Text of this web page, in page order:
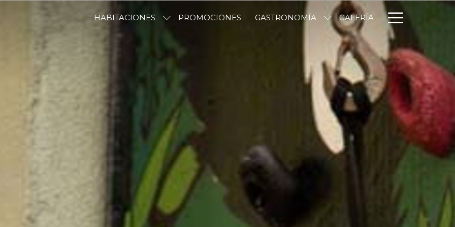
HABITACIONES PROMOCIONES GASTRONOMÍA GALERÍA
Menu